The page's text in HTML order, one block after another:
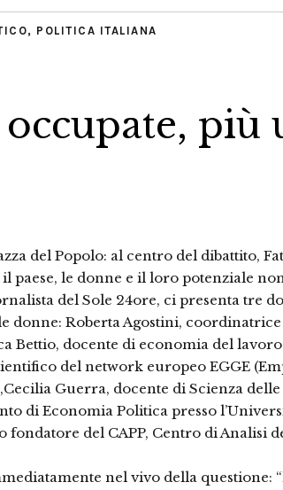
, POLITICA ITALIANA
più
del Popolo: al centro del dibattito,
paese, le donne e il loro potenziale
del Sole 24ore, ci presenta tre
donne: Roberta Agostini,
Bettio, docente di economia del
del network europeo EGGE
Guerra, docente di Scienza delle
di Economia Politica presso
fondatore del CAPP, Centro di Analisi
nel vivo della questione: